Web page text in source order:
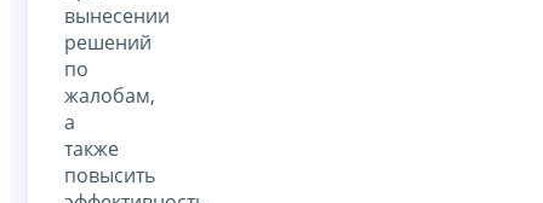
вынесении
решений
по
жалобам,
а
также
повысить